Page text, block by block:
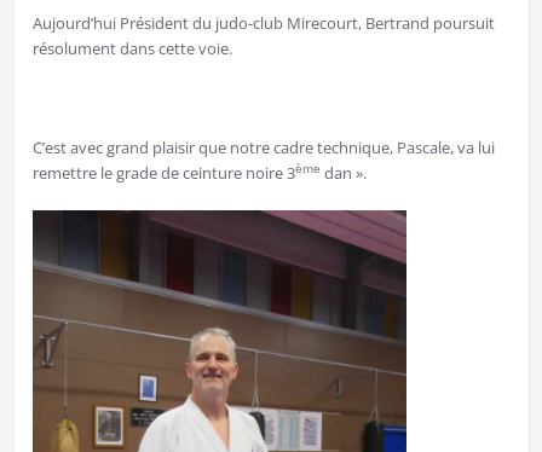
Aujourd’hui Président du judo-club Mirecourt, Bertrand poursuit
résolument dans cette voie.
C’est avec grand plaisir que notre cadre technique, Pascale, va lui
remettre le grade de ceinture noire 3ème dan ».